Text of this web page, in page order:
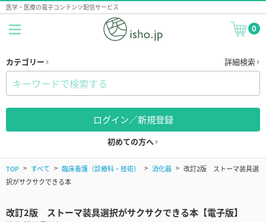
医学・医療の電子コンテンツ配信サービス
0
カテゴリー 詳細検索
ログイン／新規登録
初めての方へ
TOP すべて 臨床看護（診療科・技術） 消化器
改訂2版 ストーマ装具選
択がサクサクできる本
改訂2版 ストーマ装具選択がサクサクできる本【電子版】